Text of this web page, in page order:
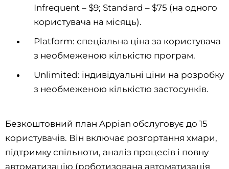
Infrequent – $9; Standard – $75 (на одного
користувача на місяць).
Platform: спеціальна ціна за користувача
з необмеженою кількістю програм.
Unlimited: індивідуальні ціни на розробку
з необмеженою кількістю застосунків.
Безкоштовний план Appian обслуговує до 15
користувачів. Він включає розгортання хмари,
підтримку спільноти, аналіз процесів і повну
автоматизацію (роботизована автоматизація